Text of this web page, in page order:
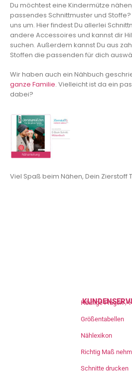
Du möchtest eine Kindermütze
passendes Schnittmuster und
uns um. Hier findest Du allerlei
andere Accessoires und kannst dir
suchen. Außerdem kannst Du aus
Stoffen die passenden für dich
Wir haben auch ein Nähbuch
ganze Familie. Vielleicht ist da ein
dabei?
Viel Spaß beim Nähen, Dein Zierstoff
Häufige Fragen /
Größentabellen
Nählexikon
Richtig Maß
Schnitte drucken